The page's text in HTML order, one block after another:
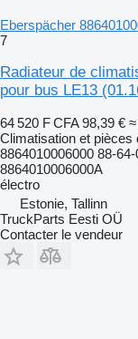
Eberspächer
7
Radiateur de
pour bus LE13
64 520 F CFA 98,39 €
Climatisation et pièces
8864010006000 88-
8864010006000A
électro
Estonie, Tallinn
TruckParts Eesti OÜ
Contacter le vendeur